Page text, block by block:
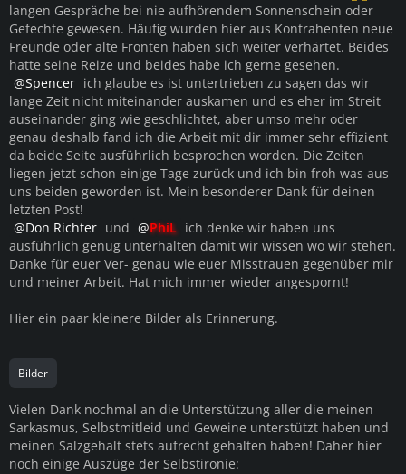
langen Gespräche bei nie aufhörendem Sonnenschein oder
Gefechte gewesen. Häufig wurden hier aus Kontrahenten neue
Freunde oder alte Fronten haben sich weiter verhärtet. Beides
hatte seine Reize und beides habe ich gerne gesehen.
Spencer ich glaube es ist untertrieben zu sagen das wir
lange Zeit nicht miteinander auskamen und es eher im Streit
auseinander ging wie geschlichtet, aber umso mehr oder
genau deshalb fand ich die Arbeit mit dir immer sehr effizient
da beide Seite ausführlich besprochen worden. Die Zeiten
liegen jetzt schon einige Tage zurück und ich bin froh was aus
uns beiden geworden ist. Mein besonderer Dank für deinen
letzten Post!
Don Richter und PhiL ich denke wir haben uns
ausführlich genug unterhalten damit wir wissen wo wir stehen.
Danke für euer Ver- genau wie euer Misstrauen gegenüber mir
und meiner Arbeit. Hat mich immer wieder angespornt!
Hier ein paar kleinere Bilder als Erinnerung.
Bilder
Vielen Dank nochmal an die Unterstützung aller die meinen
Sarkasmus, Selbstmitleid und Geweine unterstützt haben und
meinen Salzgehalt stets aufrecht gehalten haben! Daher hier
noch einige Auszüge der Selbstironie: